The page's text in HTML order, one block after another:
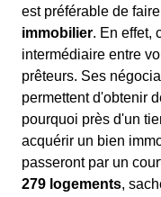
est préférable de
immobilier. En effet,
intermédiaire entre
prêteurs. Ses
permettent d'obtenir
pourquoi près d'un
acquérir un bien
passeront par un
279 logements,